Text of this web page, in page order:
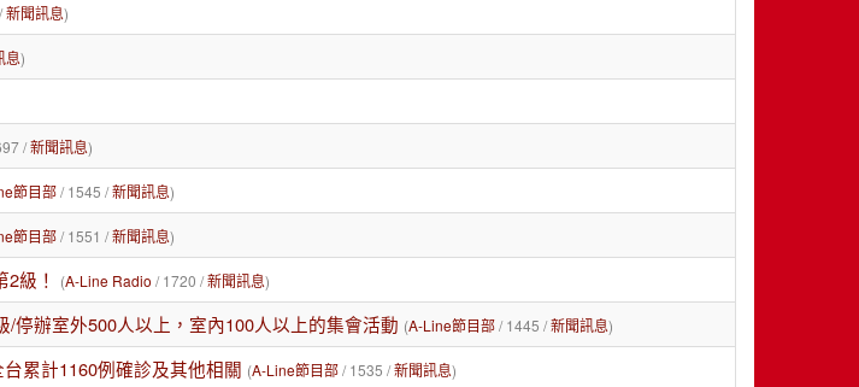
新聞訊息)
息)
/新聞訊息)
節目部/ 1545 /新聞訊息)
節目部/ 1551 /新聞訊息)
級！ (A-Line Radio / 1720 /新聞訊息)
停辦室外500人以上，室內100人以上的集會活動 (A-Line節目部/ 1445 /新聞訊息)
累計1160例確診及其他相關 (A-Line節目部/ 1535 /新聞訊息)